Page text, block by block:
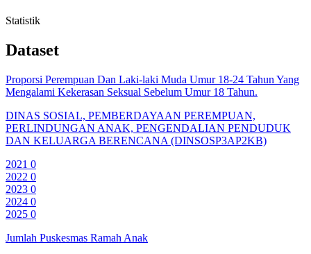
Statistik
Dataset
Proporsi Perempuan Dan Laki-laki Muda Umur 18-24 Tahun Yang
Mengalami Kekerasan Seksual Sebelum Umur 18 Tahun.
DINAS SOSIAL, PEMBERDAYAAN PEREMPUAN,
PERLINDUNGAN ANAK, PENGENDALIAN PENDUDUK
DAN KELUARGA BERENCANA (DINSOSP3AP2KB)
2021 0
2022 0
2023 0
2024 0
2025 0
Jumlah Puskesmas Ramah Anak